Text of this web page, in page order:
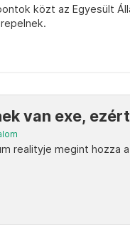
közt az Egyesült
van exe,
realityje megint